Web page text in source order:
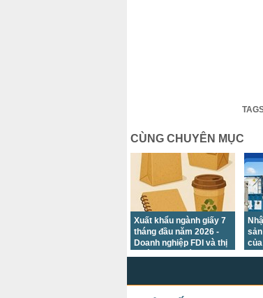
CÙNG CHUYÊN MỤC
Xuất khẩu ngành giấy 7
tháng đầu năm 2026 -
Doanh nghiệp FDI và thị